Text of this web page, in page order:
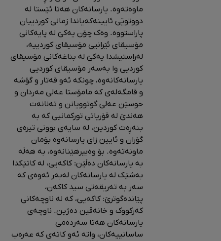
ماوەتەوە. یارسانەکان هەتا ئێستا لە
دووتوێی ئایینەکەیاندا زمانی کوردییان
پاراستووە. وەک چۆن یەکێ لە پایەکانی
مۆسیقای ئێرانیی مۆسیقای کوردییە،
لەراستیشدا یەکێ لە بناغەکانی مۆسیقای
کوردیی وا بەسەر مۆسیقای کوردیی
یارسانەکانەوە، چونکە ئەو قەتار و گۆشە
و قامگەلەی که مامۆستا عەلی مەردان و
حوسێن عەلی گوتوویانن و تەنانەت
هەندێ لە قۆریاتی تورکمانیی کە بە
بنەڕەت کوردین، لە سایەی بوونی تیرەی
گۆران و ئایین زای یارسانەوە بۆمان
ماونەتەوه. بۆ وەبیرهێنانەوە، بە هەڵە
بە یارسانەکان دەڵێن: کاکەیی، لە کاتێکدا
بەشێک لە یارسانەکان لەبەر ئەوەی کە
سەر بە تەریقەتی سید کاکەن،
پێاندەگوترێ: کاکەیی، کە لە ناوچەکانی
کەرکووک و خانەقین دەژین‌. ناوچەی
یارسانەکان هەتا سەردەمی
ساسانییەکان، واتە ئەو کاتەی کە عەرەب